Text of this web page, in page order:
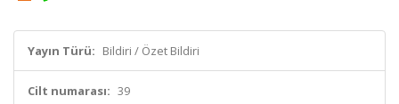
Yayın Türü: Bildiri / Özet Bildiri
Cilt numarası: 39